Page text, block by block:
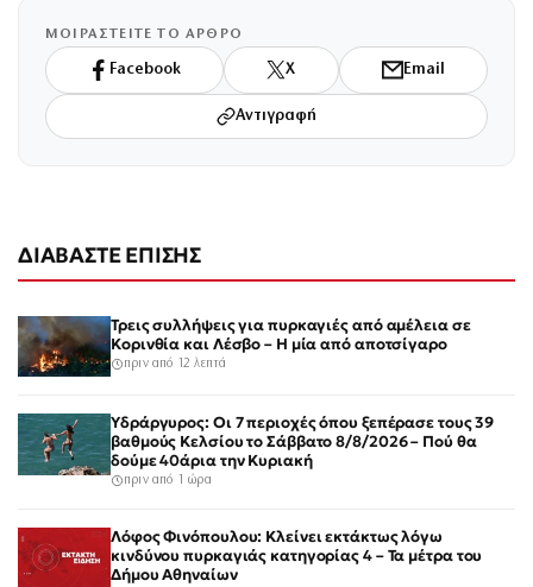
ΜΟΙΡΑΣΤΕΙΤΕ ΤΟ ΑΡΘΡΟ
Facebook X Email
Αντιγραφή
ΔΙΑΒΑΣΤΕ ΕΠΙΣΗΣ
Τρεις συλλήψεις για πυρκαγιές από αμέλεια σε
Κορινθία και Λέσβο – Η μία από αποτσίγαρο
πριν από 12 λεπτά
Υδράργυρος: Οι 7 περιοχές όπου ξεπέρασε τους 39
βαθμούς Κελσίου το Σάββατο 8/8/2026 – Πού θα
δούμε 40άρια την Κυριακή
πριν από 1 ώρα
Λόφος Φινόπουλου: Κλείνει εκτάκτως λόγω
κινδύνου πυρκαγιάς κατηγορίας 4 – Τα μέτρα του
Δήμου Αθηναίων